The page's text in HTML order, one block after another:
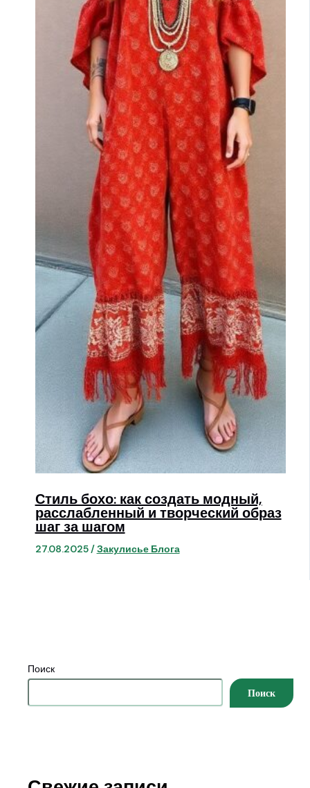
Поиск
Поиск
Стиль бохо: как создать модный,
расслабленный и творческий образ
шаг за шагом
27.08.2025/Закулисье Блога